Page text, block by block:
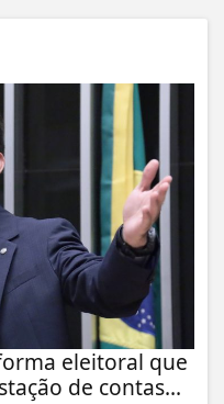
eleitoral que
de contas...